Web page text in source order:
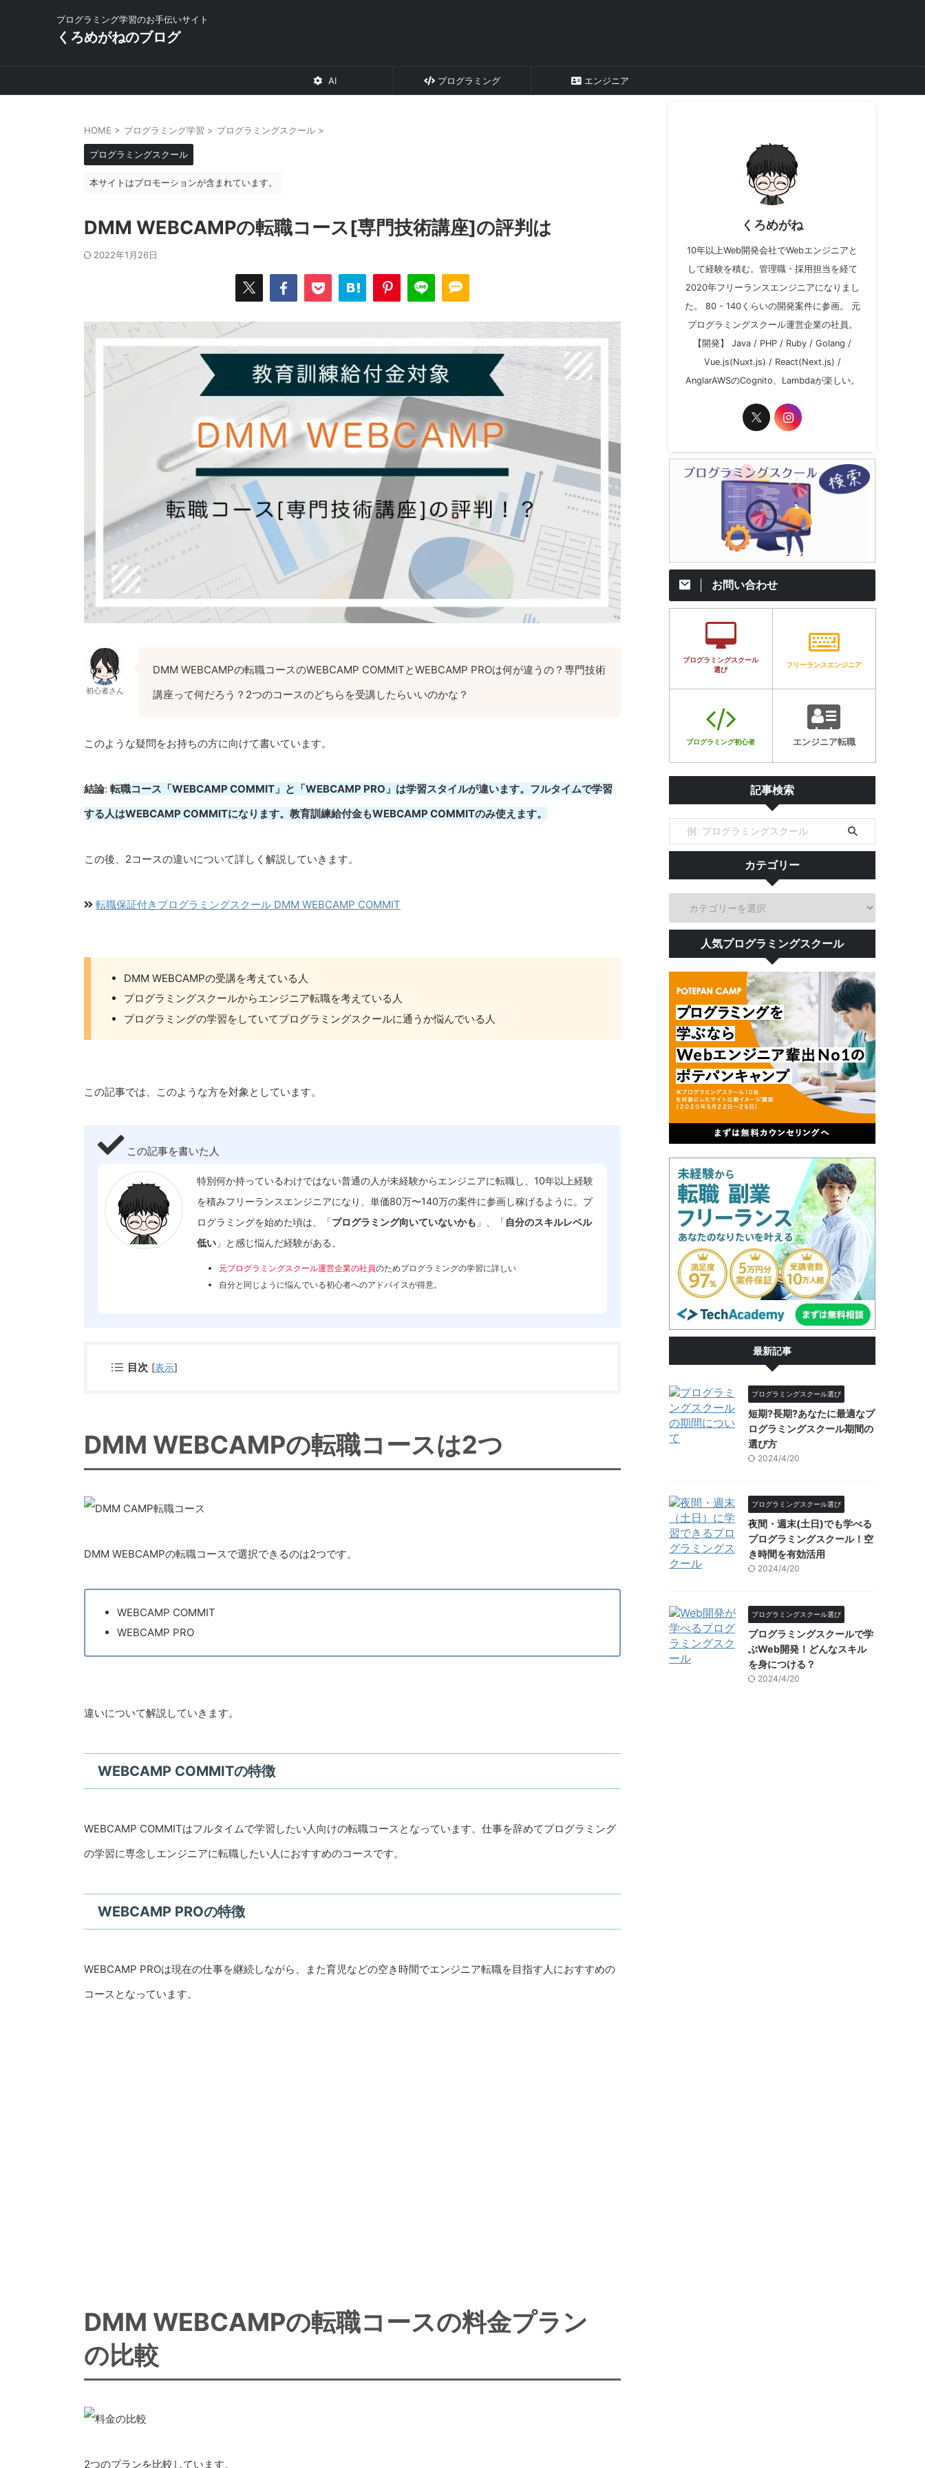
プログラミング学習のお手伝いサイト
くろめがねのブログ
AI プログラミング エンジニア
HOME > プログラミング学習 > プログラミングスクール >
プログラミングスクール
本サイトはプロモーションが含まれています。
DMM WEBCAMPの転職コース[専門技術講座]の評判は
2022年1月26日
初心者さん
DMM WEBCAMPの転職コースのWEBCAMP COMMITとWEBCAMP PROは何が違うの？専門技術
講座って何だろう？2つのコースのどちらを受講したらいいのかな？
このような疑問をお持ちの方に向けて書いています。
結論: 転職コース「WEBCAMP COMMIT」と「WEBCAMP PRO」は学習スタイルが違います。フルタイムで学習
する人はWEBCAMP COMMITになります。教育訓練給付金もWEBCAMP COMMITのみ使えます。
この後、2コースの違いについて詳しく解説していきます。
転職保証付きプログラミングスクール DMM WEBCAMP COMMIT
DMM WEBCAMPの受講を考えている人
プログラミングスクールからエンジニア転職を考えている人
プログラミングの学習をしていてプログラミングスクールに通うか悩んでいる人
この記事では、このような方を対象としています。
この記事を書いた人
特別何か持っているわけではない普通の人が未経験からエンジニアに転職し、10年以上経験
を積みフリーランスエンジニアになり、単価80万〜140万の案件に参画し稼げるように。プ
ログラミングを始めた頃は、「プログラミング向いていないかも 」、「自分のスキルレベル
低い 」と感じ悩んだ経験がある。
元プログラミングスクール運営企業の社員のためプログラミングの学習に詳しい
自分と同じように悩んでいる初心者へのアドバイスが得意。
目次 [表示]
DMM WEBCAMPの転職コースは2つ
DMM WEBCAMPの転職コースで選択できるのは2つです。
WEBCAMP COMMIT
WEBCAMP PRO
違いについて解説していきます。
WEBCAMP COMMITの特徴
WEBCAMP COMMITはフルタイムで学習したい人向けの転職コースとなっています。仕事を辞めてプログラミング
の学習に専念しエンジニアに転職したい人におすすめのコースです。
WEBCAMP PROの特徴
WEBCAMP PROは現在の仕事を継続しながら、また育児などの空き時間でエンジニア転職を目指す人におすすめの
コースとなっています。
DMM WEBCAMPの転職コースの料金プラン
の比較
2つのプランを比較しています。
くろめがね
10年以上Web開発会社でWebエンジニアと
して経験を積む。管理職・採用担当を経て
2020年フリーランスエンジニアになりまし
た。 80 - 140くらいの開発案件に参画。 元
プログラミングスクール運営企業の社員。
【開発】 Java / PHP / Ruby / Golang /
Vue.js(Nuxt.js) / React(Next.js) /
AnglarAWSのCognito、Lambdaが楽しい。
お問い合わせ
プログラミングスクール
選び
フリーランスエンジニア
プログラミング初心者 エンジニア転職
記事検索
カテゴリー
人気プログラミングスクール
最新記事
プログラミングスクール選び
短期?長期?あなたに最適なプ
ログラミングスクール期間の
選び方
2024/4/20
プログラミングスクール選び
夜間・週末(土日)でも学べる
プログラミングスクール！空
き時間を有効活用
2024/4/20
プログラミングスクール選び
プログラミングスクールで学
ぶWeb開発！どんなスキル
を身につける？
2024/4/20